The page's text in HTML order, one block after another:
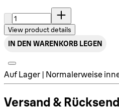
Menge:
View product details
IN DEN WARENKORB LEGEN
Auf Lager | Normalerweise
Versand &